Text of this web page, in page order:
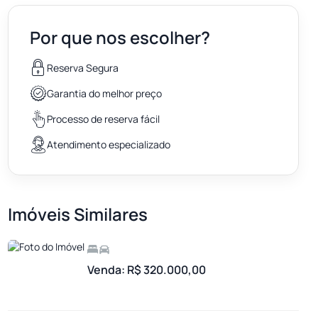
Por que nos escolher?
Reserva Segura
Garantia do melhor preço
Processo de reserva fácil
Atendimento especializado
Imóveis Similares
Venda: R$ 320.000,00